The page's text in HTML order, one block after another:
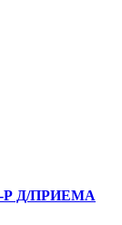
Р Д/ПРИЕМА